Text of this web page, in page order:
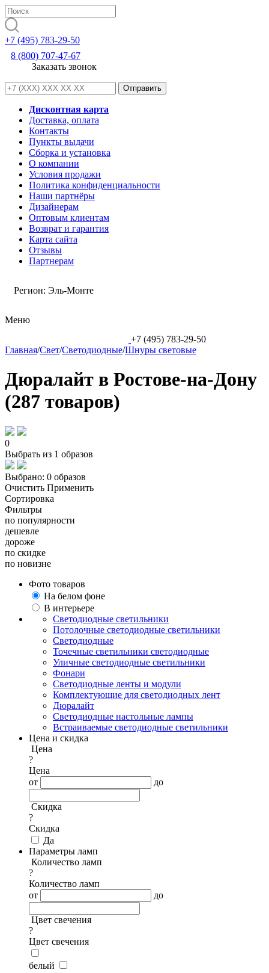
+7 (495) 783-29-50
8 (800) 707-47-67
Заказать звонок
Дисконтная карта
Доставка, оплата
Контакты
Пункты выдачи
Сборка и установка
О компании
Условия продажи
Политика конфиденциальности
Наши партнёры
Дизайнерам
Оптовым клиентам
Возврат и гарантия
Карта сайта
Отзывы
Партнерам
Регион: Эль-Монте
Меню
+7 (495) 783-29-50
Главная/Свет/Светодиодные/Шнуры световые
Дюралайт в Ростове-на-Дону
(287 товаров)
0
Выбрать из 1 образов
Выбрано: 0 образов
Очистить Применить
Сортировка
Фильтры
по популярности
дешевле
дороже
по скидке
по новизне
Фото товаров
На белом фоне
В интерьере
Светодиодные светильники
Потолочные светодиодные светильники
Светодиодные
Точечные светильники светодиодные
Уличные светодиодные светильники
Фонари
Светодиодные ленты и модули
Комплектующие для светодиодных лент
Дюралайт
Светодиодные настольные лампы
Встраиваемые светодиодные светильники
Цена и скидка
Цена
?
Цена
от
до
Скидка
?
Скидка
Да
Параметры ламп
Количество ламп
?
Количество ламп
от
до
Цвет свечения
?
Цвет свечения
белый